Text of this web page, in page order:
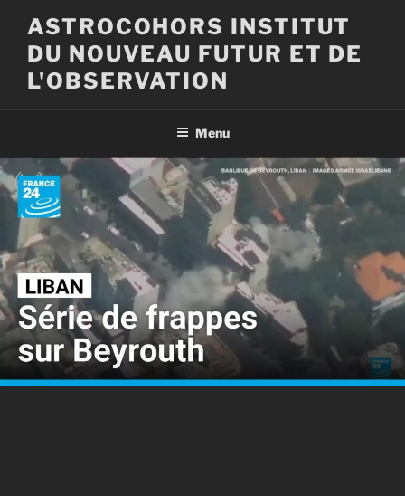
contenu
principal
ASTROCOHORS INSTITUT
DU NOUVEAU FUTUR ET DE
L'OBSERVATION
Menu